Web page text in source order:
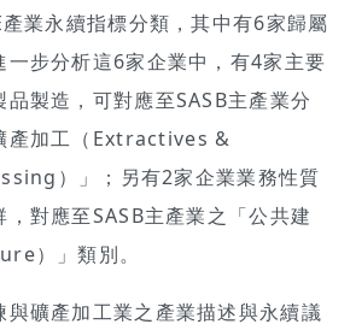
業永續指標分類，其中有6家歸屬
一步分析這6家企業中，有4家主要
製造，可對應至SASB主產業分
產加工（Extractives &
）」；另有2家企業業務性質
對應至SASB主產業之「公共建
）」類別。
與礦產加工業之產業描述與永續議